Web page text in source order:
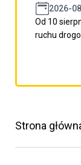
2026-
Od 10
ruchu
porzpedniego
Strona